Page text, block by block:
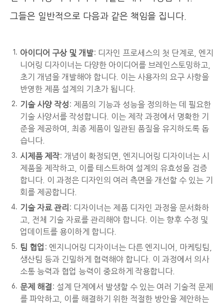
그들은 일반적으로 다음과 같은 책임을 집니다.
아이디어 구상 및 개발: 디자인 프로세스의 첫 단계로, 엔지
니어링 디자이너는 다양한 아이디어를 브레인스토밍하고,
초기 개념을 개발해야 합니다. 이는 사용자의 요구 사항을
반영한 제품 설계의 기초가 됩니다.
기술 사양 작성: 제품의 기능과 성능을 정의하는 데 필요한
기술 사양서를 작성합니다. 이는 제작 과정에서 명확한 기
준을 제공하여, 최종 제품이 일관된 품질을 유지하도록 돕
습니다.
시제품 제작: 개념이 확정되면, 엔지니어링 디자이너는 시
제품을 제작하고, 이를 테스트하여 설계의 유효성을 검증
합니다. 이 과정은 디자인의 여러 측면을 개선할 수 있는 기
회를 제공합니다.
기술 자료 관리 : 디자이너는 제품 디자인 과정을 문서화하
고, 전체 기술 자료를 관리해야 합니다. 이는 향후 수정 및
업데이트를 용이하게 합니다.
팀 협업 : 엔지니어링 디자이너는 다른 엔지니어, 마케팅팀,
생산팀 등과 긴밀하게 협력해야 합니다. 이 과정에서 의사
소통 능력과 협업 능력이 중요하게 작용합니다.
문제 해결: 설계 단계에서 발생할 수 있는 여러 기술적 문제
를 파악하고, 이를 해결하기 위한 적절한 방안을 제안하는